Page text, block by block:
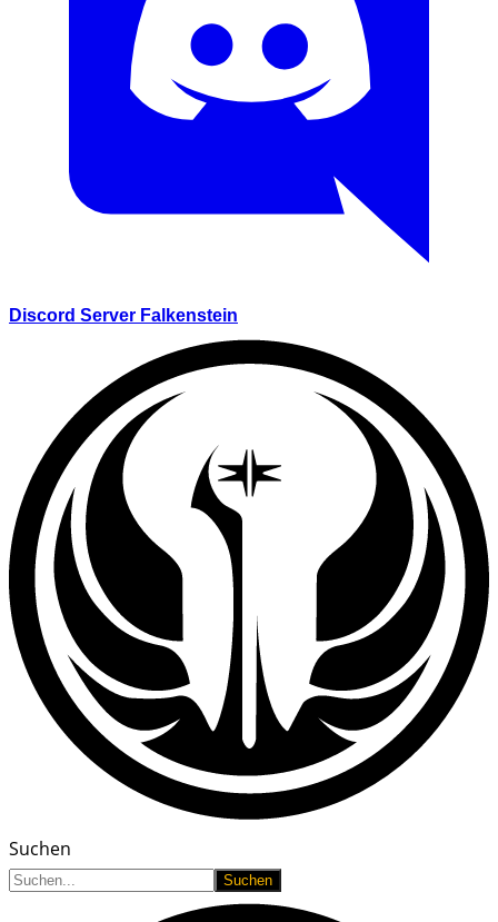
Discord Server Falkenstein
Suchen
Suchen